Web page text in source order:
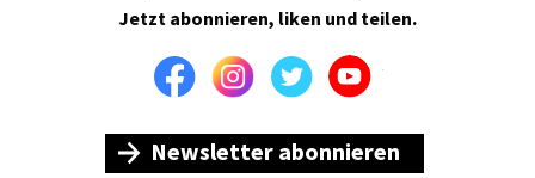
Jetzt abonnieren, liken und teilen.
FacebookInstagramTwitterYoutube
Newsletter abonnieren